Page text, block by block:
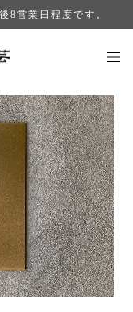
8営業日程度です。